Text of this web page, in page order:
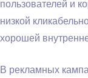
пользователей и
низкой
хорошей
В рекламных